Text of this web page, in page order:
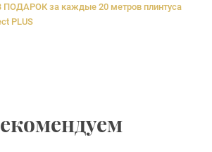
ПОДАРОК за каждые 20 метров плинтуса
PLUS